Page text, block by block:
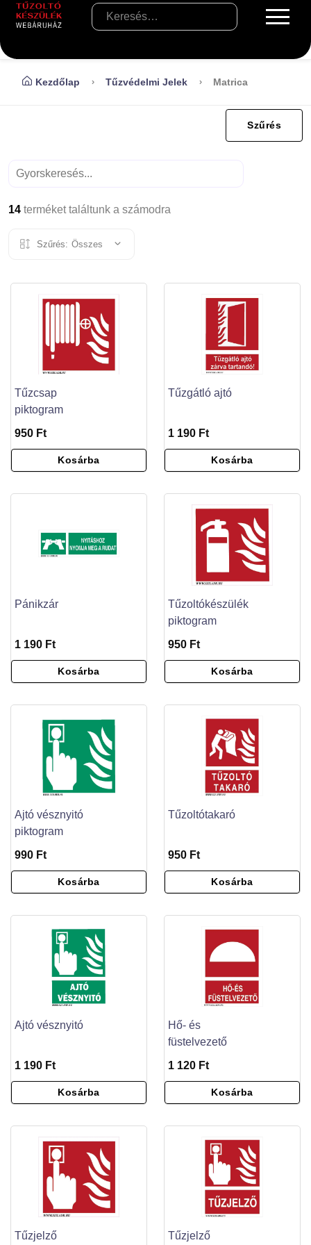
Kezdőlap Tűzvédelmi Jelek Matrica
Szűrés
14 terméket találtunk a számodra
Szűrés: Összes
Tűzcsap
piktogram
950 Ft
Kosárba
Tűzgátló ajtó
1 190 Ft
Kosárba
Pánikzár
1 190 Ft
Kosárba
Tűzoltókészülék
piktogram
950 Ft
Kosárba
Ajtó vésznyitó
piktogram
990 Ft
Kosárba
Tűzoltótakaró
950 Ft
Kosárba
Ajtó vésznyitó
1 190 Ft
Kosárba
Hő- és
füstelvezető
1 120 Ft
Kosárba
Tűzjelző Tűzjelző